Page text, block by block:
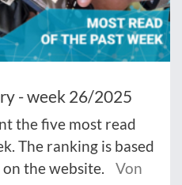
- week 26/2025
the five most read
The ranking is based
the website.
Von